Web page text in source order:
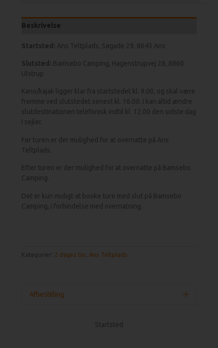
Beskrivelse
Startsted: Ans Teltplads, Søgade 29, 8643 Ans
Slutsted: Bamsebo Camping, Hagenstrupvej 28, 8860
Ulstrup
Kano/kajak ligger klar fra startstedet kl. 9.00, og skal være
fremme ved slutstedet senest kl. 16.00. I kan altid ændre
slutdestinationen telefonisk indtil kl. 12.00 den sidste dag
I sejler.
Før turen er der mulighed for at overnatte på Ans
Teltplads.
Efter turen er der mulighed for at overnatte på Bamsebo
Camping.
Det er kun muligt at booke ture med slut på Bamsebo
Camping, i forbindelse med overnatning.
Kategorier: 2 dages tur, Ans Teltplads
Afbestilling Udvid
Startsted